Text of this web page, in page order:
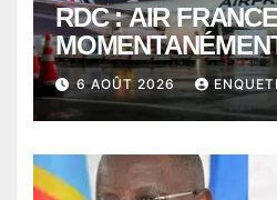
RDC : AIR FRANCE
ENTRE
6 AOÛT 2026